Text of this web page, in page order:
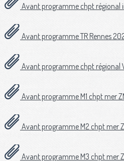
Avant programme chpt régional
Avant programme TR Rennes
Avant programme chpt régional
Avant programme M1 chpt mer
Avant programme M2 chpt mer
Avant programme M3 chpt mer